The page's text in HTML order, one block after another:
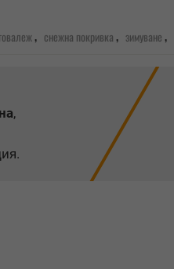
, снежна покривка, зимуване,
,